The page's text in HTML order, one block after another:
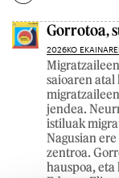
Gorrotoa,
2026KO
saioaren
jendea.
istiluak
Nagusian
zentroa.
hauspoa,